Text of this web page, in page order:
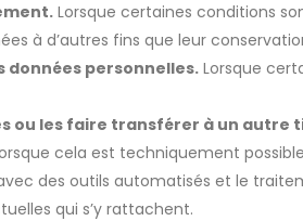
Lorsque certaines conditions
à d’autres fins que leur
données personnelles. Lorsque
ou les faire transférer à un autre
cela est techniquement
des outils automatisés et le
qui s’y rattachent.